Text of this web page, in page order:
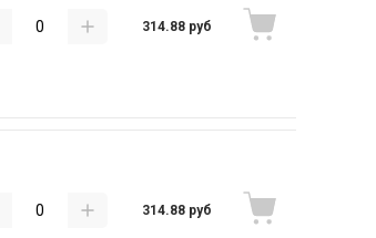
314.88 руб
314.88 руб